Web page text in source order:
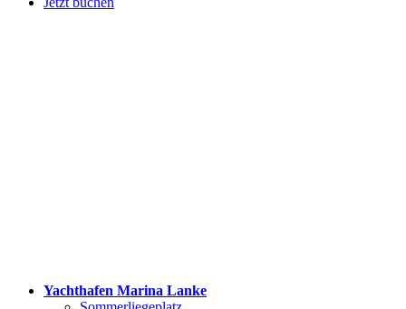
Yachthafen Marina Lanke